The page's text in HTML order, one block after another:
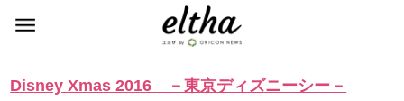
Disney Xmas 2016 －東京ディズニーシー－